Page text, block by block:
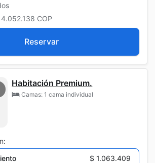
COP
Reservar
Habitación Premium.
Camas: 1 cama individual
$ 1.063.409